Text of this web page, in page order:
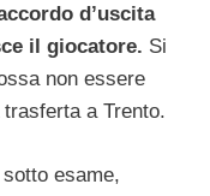
d’uscita
il giocatore. Si
non essere
a Trento.
esame,